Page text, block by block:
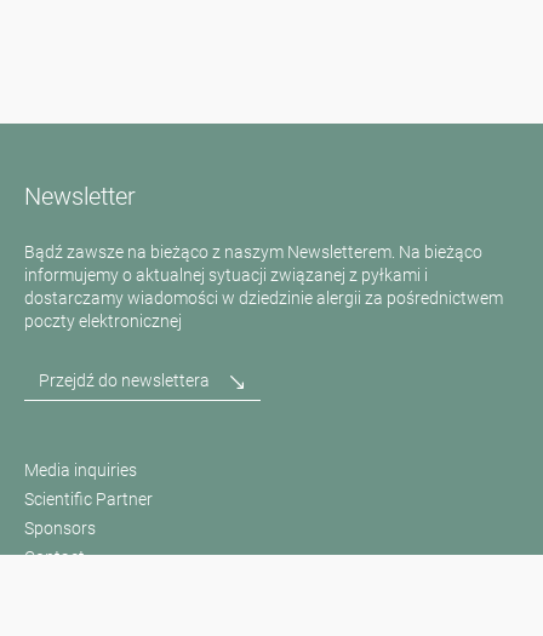
Newsletter
Bądź zawsze na bieżąco z naszym Newsletterem. Na bieżąco
informujemy o aktualnej sytuacji związanej z pyłkami i
dostarczamy wiadomości w dziedzinie alergii za pośrednictwem
poczty elektronicznej
Przejdź do newslettera
Media inquiries
Scientific Partner
Sponsors
Contact